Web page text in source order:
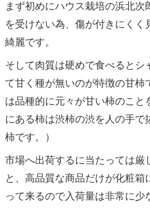
まず初めにハウス栽培の浜北次
を受けない為、傷が付きにくく
綺麗です。
そして肉質は硬めで食べるとシ
て甘く種が無いのが特徴の甘柿
は品種的に元々が甘い柿のこと
にある柿は渋柿の渋を人の手で
柿です。）
市場へ出荷するに当たっては厳
と、高品質な商品だけが化粧箱
って来るので入荷量は非常に少